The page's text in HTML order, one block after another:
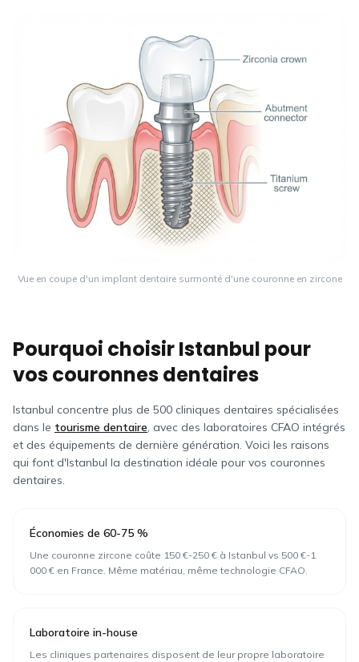
Vue en coupe d'un implant dentaire surmonté d'une couronne en zircone
Pourquoi choisir Istanbul pour
vos couronnes dentaires
Istanbul concentre plus de 500 cliniques dentaires spécialisées
dans le tourisme dentaire, avec des laboratoires CFAO intégrés
et des équipements de dernière génération. Voici les raisons
qui font d'Istanbul la destination idéale pour vos couronnes
dentaires.
Économies de 60-75 %
Une couronne zircone coûte 150 €-250 € à Istanbul vs 500 €-1
000 € en France. Même matériau, même technologie CFAO.
Laboratoire in-house
Les cliniques partenaires disposent de leur propre laboratoire